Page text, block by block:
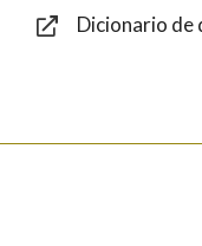
Dicionario de